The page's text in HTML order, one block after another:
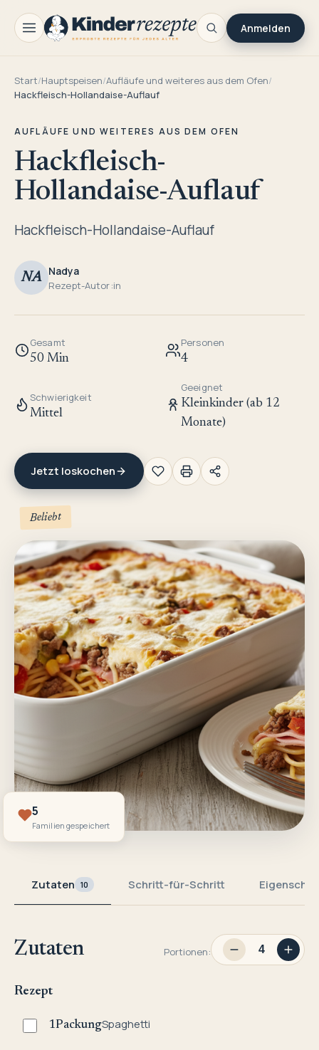
Anmelden
Start/Hauptspeisen/Aufläufe und weiteres aus dem Ofen/
Hackfleisch-Hollandaise-Auflauf
AUFLÄUFE UND WEITERES AUS DEM OFEN
Hackfleisch-
Hollandaise-Auflauf
Hackfleisch-Hollandaise-Auflauf
NA Nadya
Rezept-Autor:in
Gesamt
50 Min
Personen
4
Schwierigkeit
Mittel
Geeignet
Kleinkinder (ab 12
Monate)
Jetzt loskochen
Beliebt
5
Familien gespeichert
Zutaten 10 Schritt-für-Schritt
Zutaten Portionen:
Rezept
1PackungSpaghetti